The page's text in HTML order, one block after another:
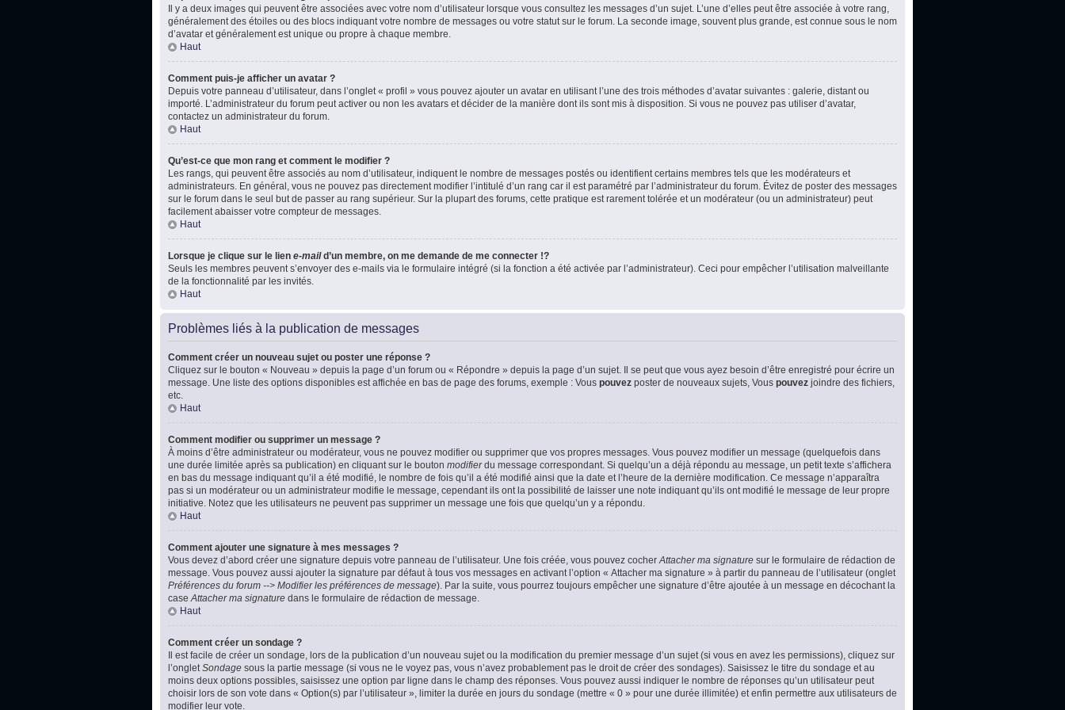
Il y a deux images qui peuvent être associées avec votre nom d’utilisateur lorsque vous consultez les messages d’un sujet. L’une d’elles peut être associée à votre rang,
généralement des étoiles ou des blocs indiquant votre nombre de messages ou votre statut sur le forum. La seconde image, souvent plus grande, est connue sous le nom
d’avatar et généralement est unique ou propre à chaque membre.
Haut
Comment puis-je afficher un avatar ?
Depuis votre panneau d’utilisateur, dans l’onglet « profil » vous pouvez ajouter un avatar en utilisant l’une des trois méthodes d’avatar suivantes : galerie, distant ou
importé. L’administrateur du forum peut activer ou non les avatars et décider de la manière dont ils sont mis à disposition. Si vous ne pouvez pas utiliser d’avatar,
contactez un administrateur du forum.
Haut
Qu’est-ce que mon rang et comment le modifier ?
Les rangs, qui peuvent être associés au nom d’utilisateur, indiquent le nombre de messages postés ou identifient certains membres tels que les modérateurs et
administrateurs. En général, vous ne pouvez pas directement modifier l’intitulé d’un rang car il est paramétré par l’administrateur du forum. Évitez de poster des messages
sur le forum dans le seul but de passer au rang supérieur. Sur la plupart des forums, cette pratique est rarement tolérée et un modérateur (ou un administrateur) peut
facilement abaisser votre compteur de messages.
Haut
Lorsque je clique sur le lien e-maild’un membre, on me demande de me connecter !?
Seuls les membres peuvent s’envoyer des e-mails via le formulaire intégré (si la fonction a été activée par l’administrateur). Ceci pour empêcher l’utilisation malveillante
de la fonctionnalité par les invités.
Haut
Problèmes liés à la publication de messages
Comment créer un nouveau sujet ou poster une réponse ?
Cliquez sur le bouton « Nouveau » depuis la page d’un forum ou « Répondre » depuis la page d’un sujet. Il se peut que vous ayez besoin d’être enregistré pour écrire un
message. Une liste des options disponibles est affichée en bas de page des forums, exemple : Vous pouvez poster de nouveaux sujets, Vous pouvez joindre des fichiers,
etc.
Haut
Comment modifier ou supprimer un message ?
À moins d’être administrateur ou modérateur, vous ne pouvez modifier ou supprimer que vos propres messages. Vous pouvez modifier un message (quelquefois dans
une durée limitée après sa publication) en cliquant sur le bouton modifierdu message correspondant. Si quelqu’un a déjà répondu au message, un petit texte s’affichera
en bas du message indiquant qu’il a été modifié, le nombre de fois qu’il a été modifié ainsi que la date et l’heure de la dernière modification. Ce message n’apparaîtra
pas si un modérateur ou un administrateur modifie le message, cependant ils ont la possibilité de laisser une note indiquant qu’ils ont modifié le message de leur propre
initiative. Notez que les utilisateurs ne peuvent pas supprimer un message une fois que quelqu’un y a répondu.
Haut
Comment ajouter une signature à mes messages ?
Vous devez d’abord créer une signature depuis votre panneau de l’utilisateur. Une fois créée, vous pouvez cocherAttacher ma signature sur le formulaire de rédaction de
message. Vous pouvez aussi ajouter la signature par défaut à tous vos messages en activant l’option « Attacher ma signature » à partir du panneau de l’utilisateur (onglet
Préférences du forum --> Modifier les préférences de message). Par la suite, vous pourrez toujours empêcher une signature d’être ajoutée à un message en décochant la
caseAttacher ma signature dans le formulaire de rédaction de message.
Haut
Comment créer un sondage ?
Il est facile de créer un sondage, lors de la publication d’un nouveau sujet ou la modification du premier message d’un sujet (si vous en avez les permissions), cliquez sur
l’ongletSondage sous la partie message (si vous ne le voyez pas, vous n’avez probablement pas le droit de créer des sondages). Saisissez le titre du sondage et au
moins deux options possibles, saisissez une option par ligne dans le champ des réponses. Vous pouvez aussi indiquer le nombre de réponses qu’un utilisateur peut
choisir lors de son vote dans « Option(s) par l’utilisateur », limiter la durée en jours du sondage (mettre « 0 » pour une durée illimitée) et enfin permettre aux utilisateurs de
modifier leur vote.